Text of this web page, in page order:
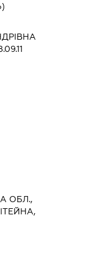
ОБЛ.,